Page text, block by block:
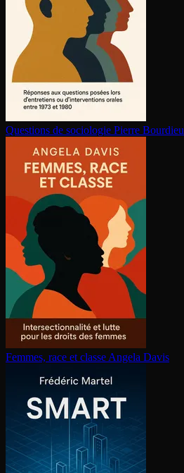
Questions de sociologie Pierre Bourdieu
Femmes, race et classe Angela Davis